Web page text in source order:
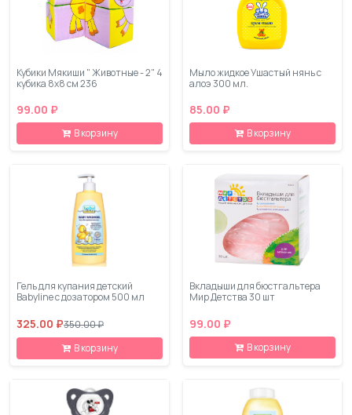
Кубики Мякиши " Животные - 2" 4
кубика 8х8 см 236
99.00 ₽
В корзину
Мыло жидкое Ушастый нянь с
алоэ 300 мл.
85.00 ₽
В корзину
Гель для купания детский
Babyline с дозатором 500 мл
325.00 ₽350.00 ₽
В корзину
Вкладыши для бюстгальтера
Мир Детства 30 шт
99.00 ₽
В корзину